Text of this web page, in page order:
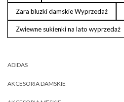
Zara bluzki damskie Wyprzedaż
Zwiewne sukienki na lato wyprzedaż
ADIDAS
AKCESORIA DAMSKIE